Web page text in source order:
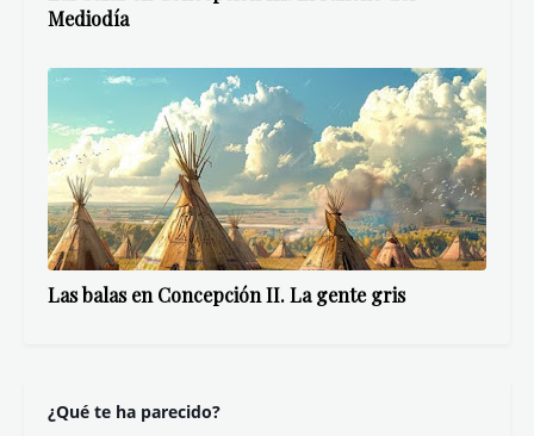
Mediodía
Las balas en Concepción II. La gente gris
¿Qué te ha parecido?